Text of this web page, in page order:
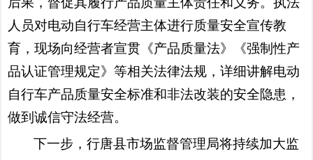
人员对电动自行车经营主体进行质量安全宣传教
育，现场向经营者宣贯《产品质量法》《强制性产
品认证管理规定》等相关法律法规，详细讲解电动
自行车产品质量安全标准和非法改装的安全隐患，
做到诚信守法经营。
下一步，行唐县市场监督管理局将持续加大监